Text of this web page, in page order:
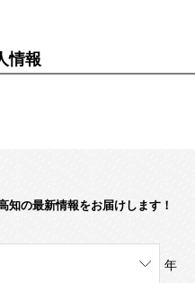
情報
知の最新情報をお届けします！
年